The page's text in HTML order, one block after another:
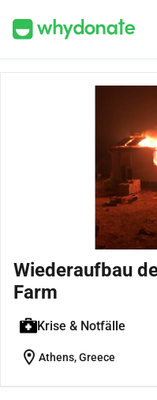
Wiederaufbau
Farm
Krise & Notfälle
location_on Athens, Greece